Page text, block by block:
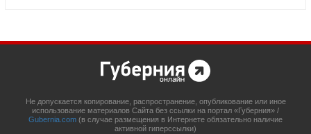
Не допускается копирование, распространение, опубликование или иное
использование материалов Сайта без ссылки на портал «Губерния» /
Gubernia.com (в случае размещения в Интернете обязательно наличие
активной гиперссылки)